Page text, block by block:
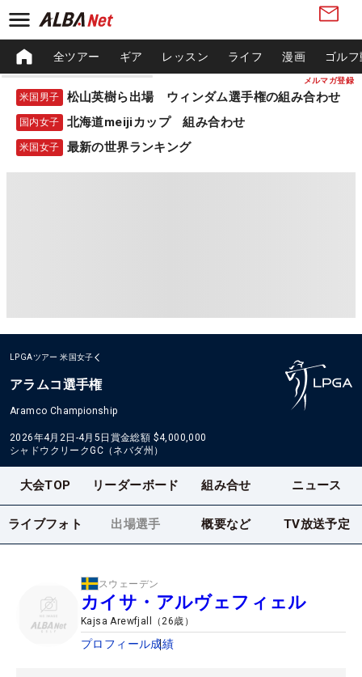
メルマガ登録
全ツアー ギア レッスン ライフ 漫画 ゴル
米国男子 松山英樹ら出場 ウィンダム選手権の組み合わせ
国内女子 北海道meijiカップ 組み合わせ
米国女子 最新の世界ランキング
LPGAツアー 米国女子
アラムコ選手権
Aramco Championship
2026年4月2日-4月5日 賞金総額 $4,000,000
シャドウクリークGC（ネバダ州）
大会TOP リーダーボード 組み合せ ニュース
ライブフォト 出場選手 概要など TV放送予定
スウェーデン
カイサ・アルヴェフィェル
Kajsa Arewfjall （26歳）
プロフィール成績